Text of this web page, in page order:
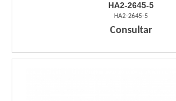
HA2-2645-5
HA2-2645-5
Consultar